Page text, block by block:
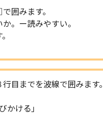
囲みます。
。ー読みやすい。
目までを波線で囲みます。
かける｣